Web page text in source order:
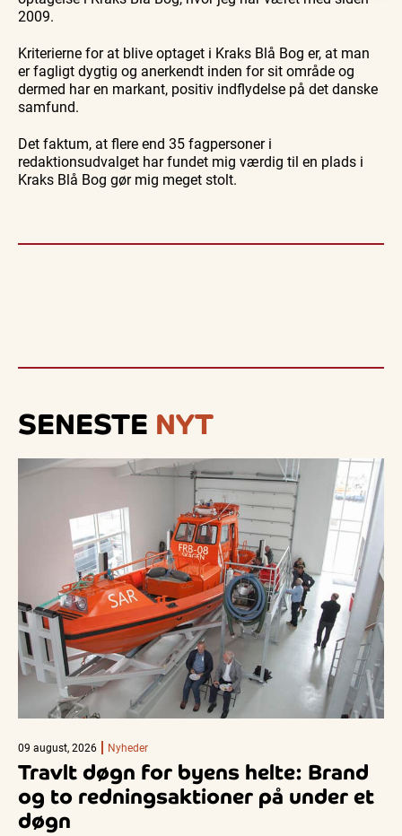
2009.
Kriterierne for at blive optaget i Kraks Blå Bog er, at man
er fagligt dygtig og anerkendt inden for sit område og
dermed har en markant, positiv indflydelse på det danske
samfund.
Det faktum, at flere end 35 fagpersoner i
redaktionsudvalget har fundet mig værdig til en plads i
Kraks Blå Bog gør mig meget stolt.
SENESTE NYT
09 august, 2026 Nyheder
Travlt døgn for byens helte: Brand
og to redningsaktioner på under et
døgn